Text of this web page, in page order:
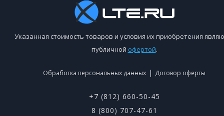
Указанная стоимость товаров и условия их приобретения
публичной офертой.
Обработка персональных данных | Договор оферты
+7 (812) 660-50-45
8 (800) 707-47-61